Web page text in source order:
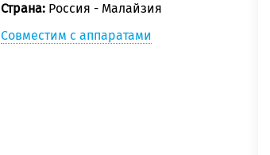
Страна: Россия - Малайзия
Совместим с аппаратами